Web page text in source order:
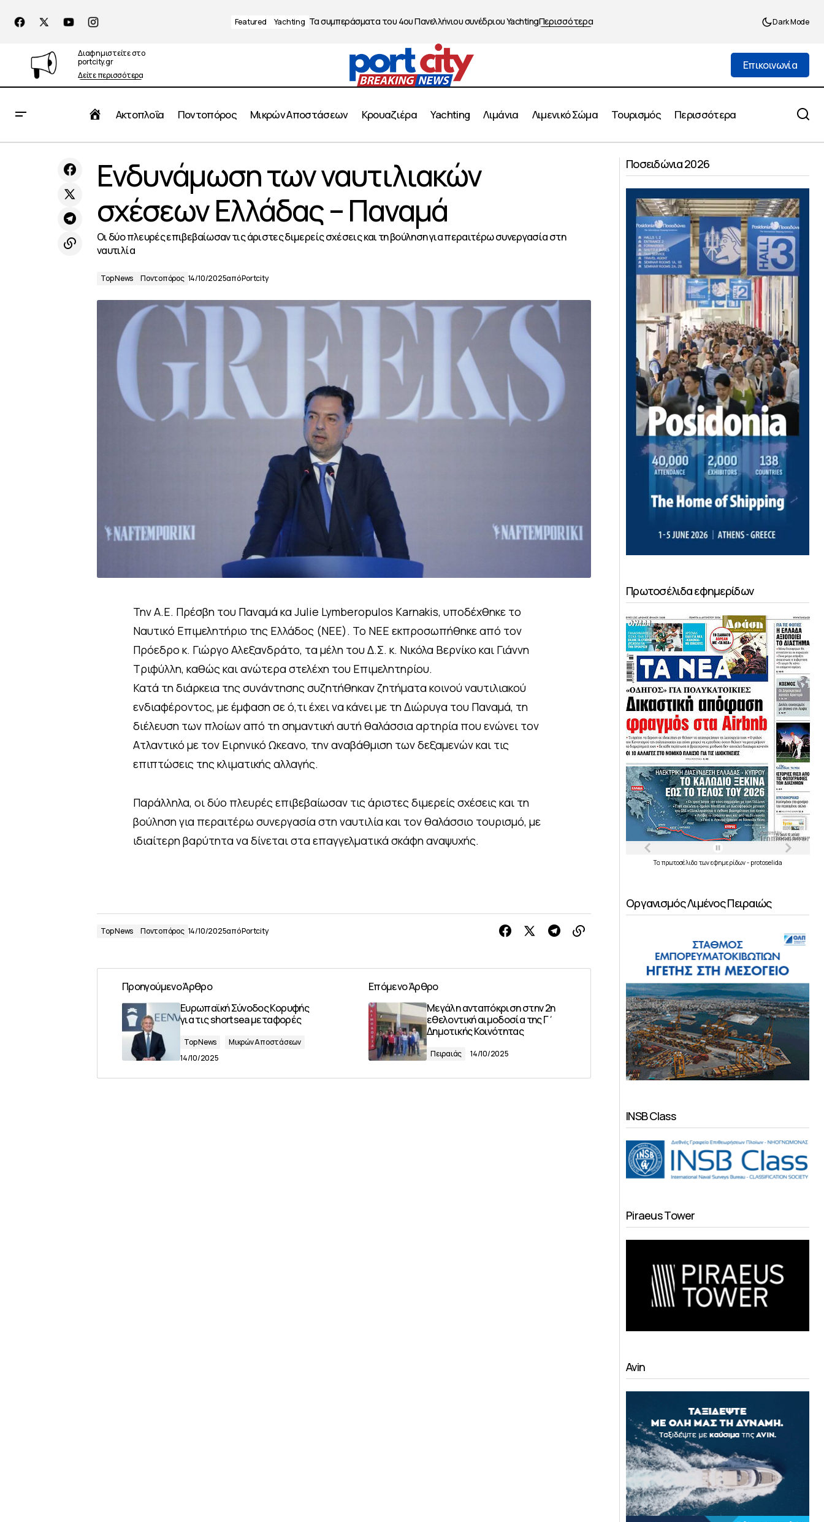
Featured Yachting Τα συμπεράσματα του 4ου Πανελλήνιου συνέδριου YachtingΠερισσότερα Dark Mode
Διαφημιστείτε στο
portcity.gr
Δείτε περισσότερα
Επικοινωνία
Αρχική
Ακτοπλοΐα Ποντοπόρος Μικρών Αποστάσεων Κρουαζιέρα Yachting Λιμάνια Λιμενικό Σώμα Τουρισμός Περισσότερα
shortsea μεταφορές
Ενδυνάμωση των ναυτιλιακών σχέσεων Ελλάδας – Παναμά
εθελοντική αιμοδοσία της Γ΄
Δημοτικής Κοινότητας
Ενδυνάμωση των ναυτιλιακών
σχέσεων Ελλάδας – Παναμά
Οι δύο πλευρές επιβεβαίωσαν τις άριστες διμερείς σχέσεις και τη βούληση για περαιτέρω συνεργασία στη
ναυτιλία
Top News Ποντοπόρος 14/10/2025απόPortcity
Την Α.Ε. Πρέσβη του Παναμά κα Julie Lymberopulos Karnakis, υποδέχθηκε το
Ναυτικό Επιμελητήριο της Ελλάδος (ΝΕΕ). Το ΝΕΕ εκπροσωπήθηκε από τον
Πρόεδρο κ. Γιώργο Αλεξανδράτο, τα μέλη του Δ.Σ. κ. Νικόλα Βερνίκο και Γιάννη
Τριφύλλη, καθώς και ανώτερα στελέχη του Επιμελητηρίου.
Κατά τη διάρκεια της συνάντησης συζητήθηκαν ζητήματα κοινού ναυτιλιακού
ενδιαφέροντος, με έμφαση σε ό,τι έχει να κάνει με τη Διώρυγα του Παναμά, τη
διέλευση των πλοίων από τη σημαντική αυτή θαλάσσια αρτηρία που ενώνει τον
Ατλαντικό με τον Ειρηνικό Ωκεανο, την αναβάθμιση των δεξαμενών και τις
επιπτώσεις της κλιματικής αλλαγής.
Παράλληλα, οι δύο πλευρές επιβεβαίωσαν τις άριστες διμερείς σχέσεις και τη
βούληση για περαιτέρω συνεργασία στη ναυτιλία και τον θαλάσσιο τουρισμό, με
ιδιαίτερη βαρύτητα να δίνεται στα επαγγελματικά σκάφη αναψυχής.
Top News Ποντοπόρος 14/10/2025απόPortcity
Προηγούμενο Άρθρο
Ευρωπαϊκή Σύνοδος Κορυφής
για τις shortsea μεταφορές
Top News
Μικρών Αποστάσεων
14/10/2025
Επόμενο Άρθρο
Μεγάλη ανταπόκριση στην 2η
εθελοντική αιμοδοσία της Γ΄
Δημοτικής Κοινότητας
Πειραιάς 14/10/2025
Ποσειδώνια 2026
Πρωτοσέλιδα εφημερίδων
Τα πρωτοσέλιδα τωνεφημερίδων- protoselida
Οργανισμός Λιμένος Πειραιώς
INSB Class
Piraeus Tower
Avin